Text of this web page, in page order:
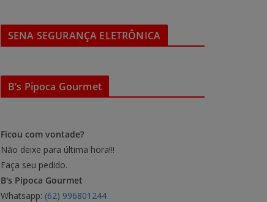
SENA SEGURANÇA ELETRÔNICA
B’s Pipoca Gourmet
Ficou com vontade?
Não deixe para última hora!!!
Faça seu pedido.
B's Pipoca Gourmet
Whatsapp: (62) 996801244